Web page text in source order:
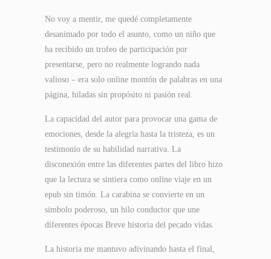
No voy a mentir, me quedé completamente
desanimado por todo el asunto, como un niño que
ha recibido un trofeo de participación por
presentarse, pero no realmente logrando nada
valioso – era solo online montón de palabras en una
página, hiladas sin propósito ni pasión real.
La capacidad del autor para provocar una gama de
emociones, desde la alegría hasta la tristeza, es un
testimonio de su habilidad narrativa. La
disconexión entre las diferentes partes del libro hizo
que la lectura se sintiera como online viaje en un
epub sin timón. La carabina se convierte en un
símbolo poderoso, un hilo conductor que une
diferentes épocas Breve historia del pecado vidas.
La historia me mantuvo adivinando hasta el final,